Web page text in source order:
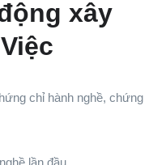
xây
chỉ hành nghề, chứng
lần đầu